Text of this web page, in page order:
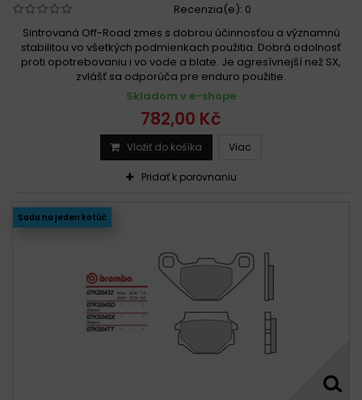
Recenzia(e): 0
Sintrovaná Off-Road zmes s dobrou účinnosťou a významnú
stabilitou vo všetkých podmienkach použitia. Dobrá odolnosť
proti opotrebovaniu i vo vode a blate. Je agresívnejší než SX,
zvlášť sa odporúča pre enduro použitie.
Skladom v e-shope
782,00 Kč
Vložiť do košíka Viac
Pridať k porovnaniu
Sada na jeden kotúč